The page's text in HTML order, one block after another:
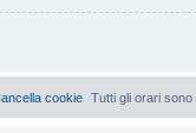
Tutti gli orari sono
cookie